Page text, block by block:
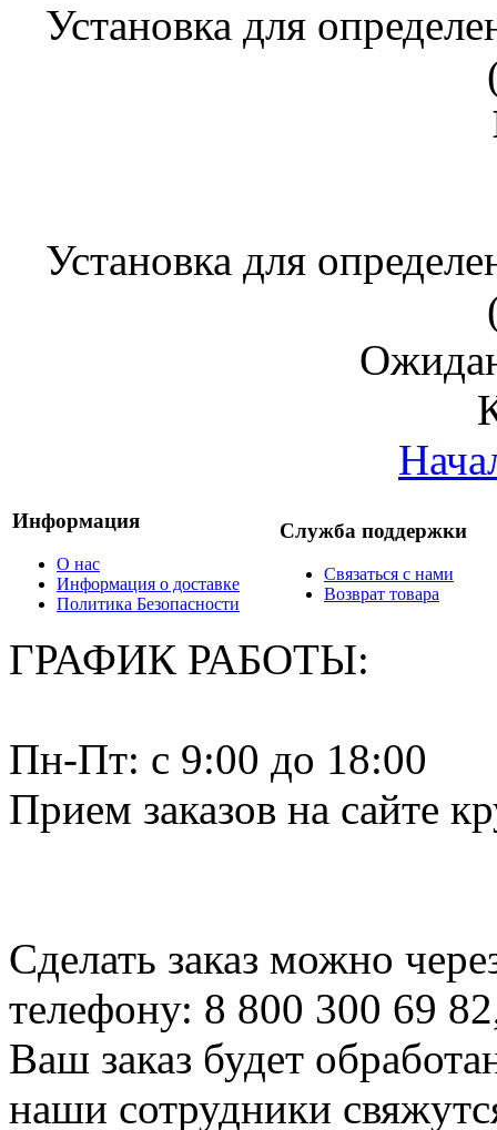
Установка для
Установка для
Информация
О нас
Информация о доставке
Политика Безопасности
Служба поддержки
Связаться с нами
Возврат товара
ГРАФИК РАБОТЫ:
Пн-Пт: c 9:00 до 18:00
Прием заказов на сайте
Сделать заказ можно
телефону: 8 800 300 69
Ваш заказ будет
наши сотрудники